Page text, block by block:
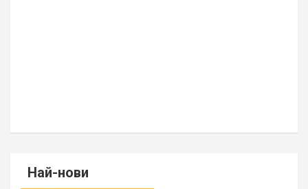
Най-нови